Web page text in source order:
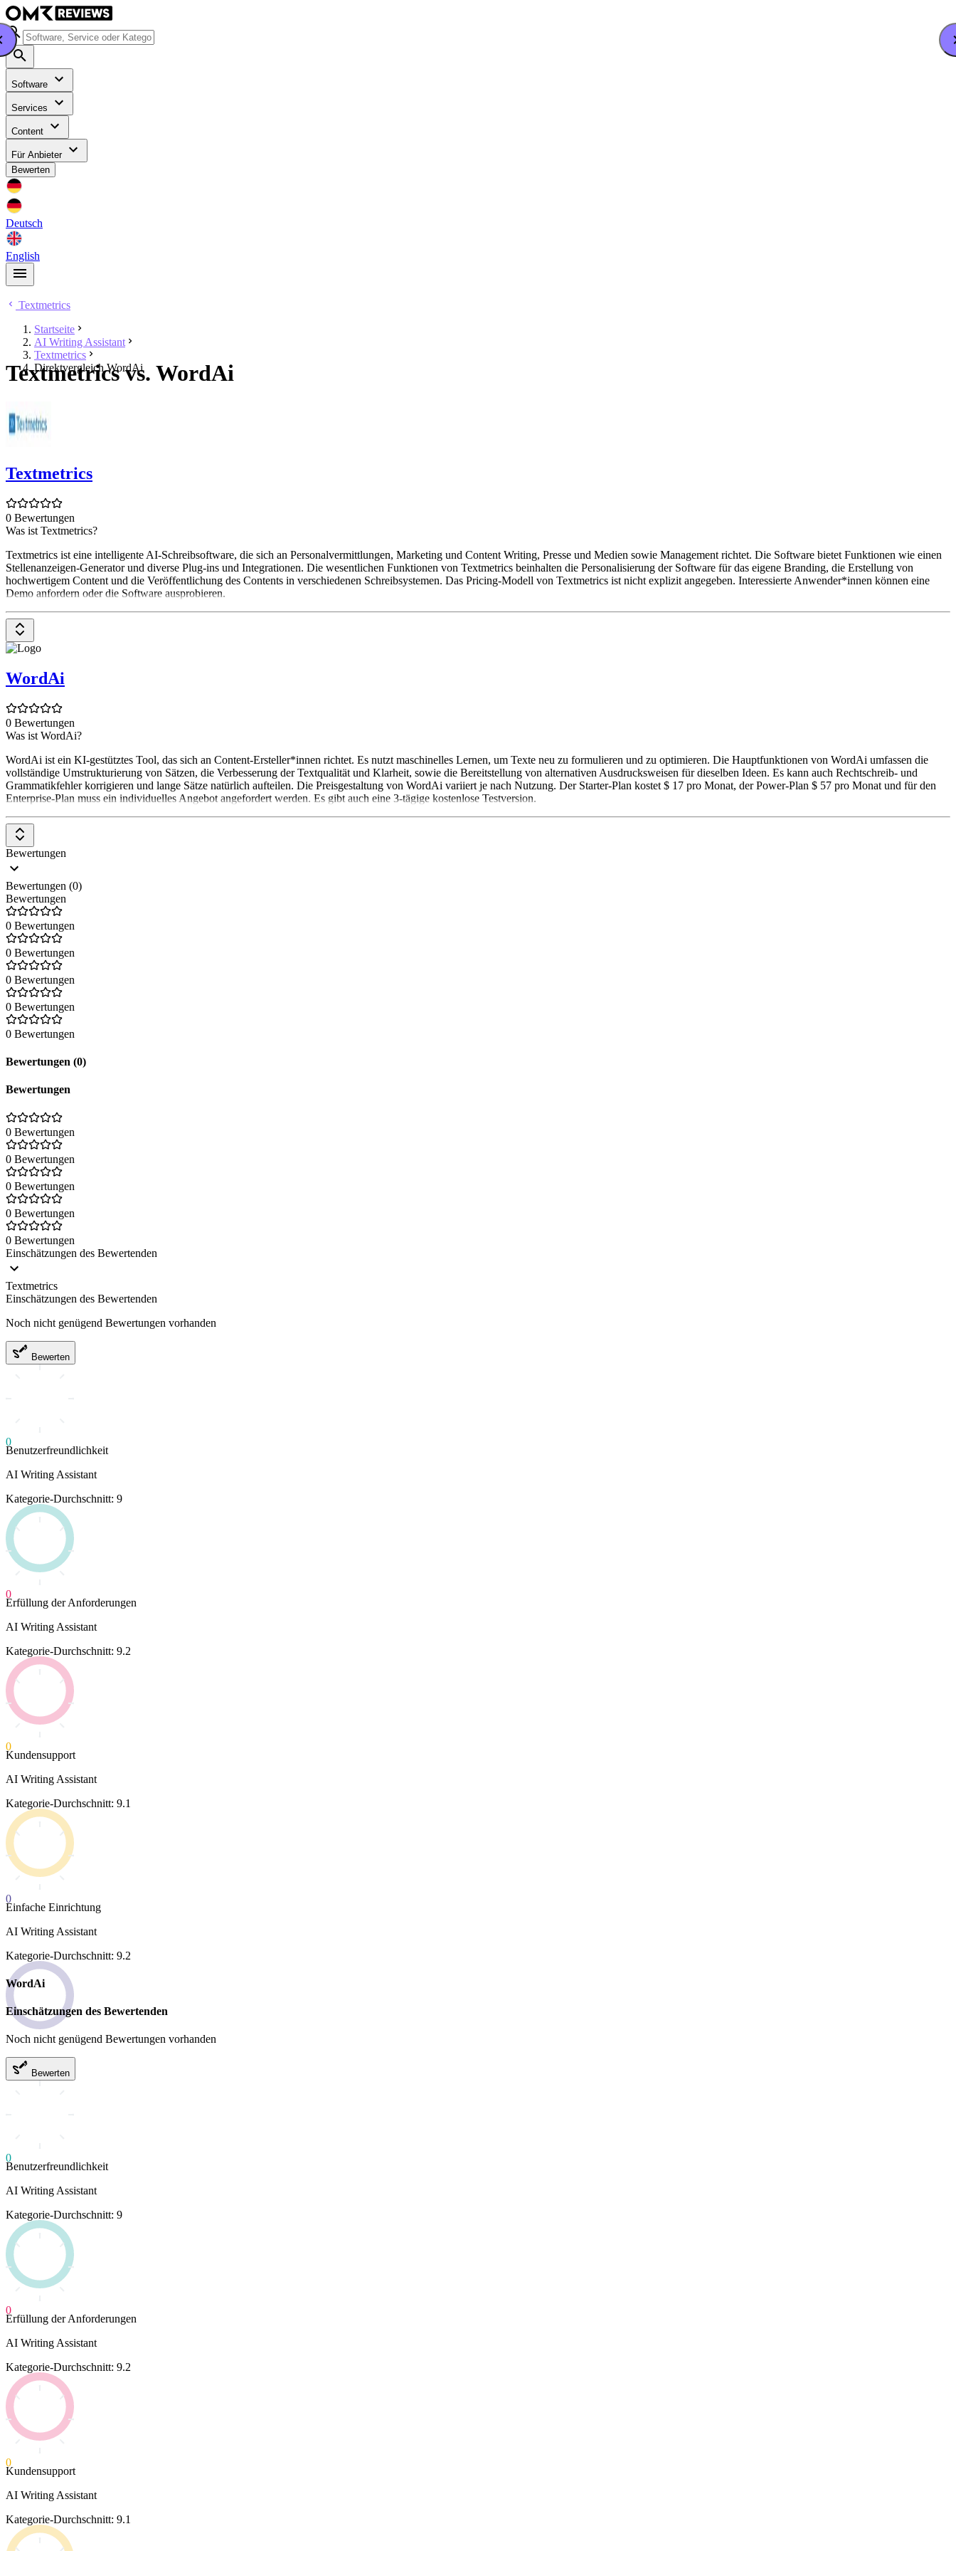
Software
Services
Content
Für Anbieter
Bewerten
Deutsch
English
Textmetrics
Startseite
AI Writing Assistant
Textmetrics
Direktvergleich WordAi
Textmetrics vs. WordAi
Textmetrics
0 Bewertungen
Was ist Textmetrics?
Textmetrics ist eine intelligente AI-Schreibsoftware, die sich an Personalvermittlungen, Marketing und Content Writing, Presse und Medien sowie Management richtet. Die Software bietet Funktionen wie einen
Stellenanzeigen-Generator und diverse Plug-ins und Integrationen. Die wesentlichen Funktionen von Textmetrics beinhalten die Personalisierung der Software für das eigene Branding, die Erstellung von
hochwertigem Content und die Veröffentlichung des Contents in verschiedenen Schreibsystemen. Das Pricing-Modell von Textmetrics ist nicht explizit angegeben. Interessierte Anwender*innen können eine
Demo anfordern oder die Software ausprobieren.
WordAi
0 Bewertungen
Was ist WordAi?
WordAi ist ein KI-gestütztes Tool, das sich an Content-Ersteller*innen richtet. Es nutzt maschinelles Lernen, um Texte neu zu formulieren und zu optimieren. Die Hauptfunktionen von WordAi umfassen die
vollständige Umstrukturierung von Sätzen, die Verbesserung der Textqualität und Klarheit, sowie die Bereitstellung von alternativen Ausdrucksweisen für dieselben Ideen. Es kann auch Rechtschreib- und
Grammatikfehler korrigieren und lange Sätze natürlich aufteilen. Die Preisgestaltung von WordAi variiert je nach Nutzung. Der Starter-Plan kostet $ 17 pro Monat, der Power-Plan $ 57 pro Monat und für den
Enterprise-Plan muss ein individuelles Angebot angefordert werden. Es gibt auch eine 3-tägige kostenlose Testversion.
Bewertungen
Bewertungen (0)
Bewertungen
0 Bewertungen
0 Bewertungen
0 Bewertungen
0 Bewertungen
0 Bewertungen
Bewertungen (0)
Bewertungen
0 Bewertungen
0 Bewertungen
0 Bewertungen
0 Bewertungen
0 Bewertungen
Einschätzungen des Bewertenden
Textmetrics
Einschätzungen des Bewertenden
Noch nicht genügend Bewertungen vorhanden
Bewerten
0
Benutzerfreundlichkeit
AI Writing Assistant
Kategorie-Durchschnitt: 9
0
Erfüllung der Anforderungen
AI Writing Assistant
Kategorie-Durchschnitt: 9.2
0
Kundensupport
AI Writing Assistant
Kategorie-Durchschnitt: 9.1
0
Einfache Einrichtung
AI Writing Assistant
Kategorie-Durchschnitt: 9.2
WordAi
Einschätzungen des Bewertenden
Noch nicht genügend Bewertungen vorhanden
Bewerten
0
Benutzerfreundlichkeit
AI Writing Assistant
Kategorie-Durchschnitt: 9
0
Erfüllung der Anforderungen
AI Writing Assistant
Kategorie-Durchschnitt: 9.2
0
Kundensupport
AI Writing Assistant
Kategorie-Durchschnitt: 9.1